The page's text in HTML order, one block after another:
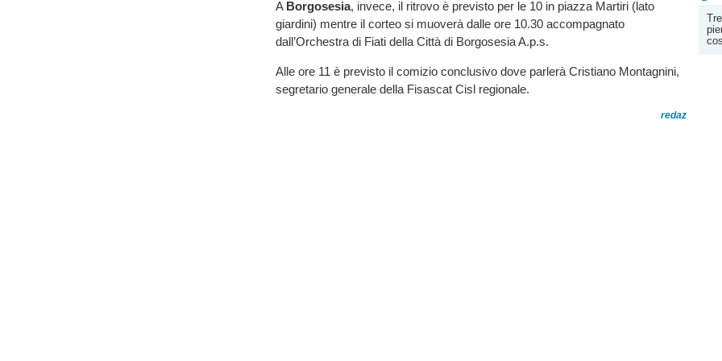
A Borgosesia, invece, il ritrovo è previsto per le 10 in piazza Martiri (lato
giardini) mentre il corteo si muoverà dalle ore 10.30 accompagnato
dall’Orchestra di Fiati della Città di Borgosesia A.p.s.
Alle ore 11 è previsto il comizio conclusivo dove parlerà Cristiano Montagnini,
segretario generale della Fisascat Cisl regionale.
redaz